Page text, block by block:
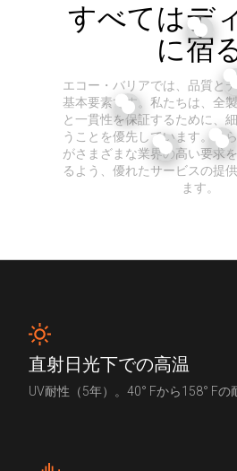
すべてはデ
に宿
エコー・バリアでは、品質と
基本要素です。私たちは、全
と一貫性を保証するために、
うことを優先しています。さ
がさまざまな業界の高い要求
るよう、優れたサービスの提
ます。
直射日光下での高温
UV耐性（5年）。40° Fから158° Fの